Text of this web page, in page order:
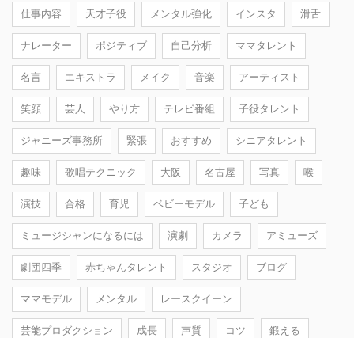
仕事内容 天才子役 メンタル強化 インスタ 滑舌
ナレーター ポジティブ 自己分析 ママタレント
名言 エキストラ メイク 音楽 アーティスト
笑顔 芸人 やり方 テレビ番組 子役タレント
ジャニーズ事務所 緊張 おすすめ シニアタレント
趣味 歌唱テクニック 大阪 名古屋 写真 喉
演技 合格 育児 ベビーモデル 子ども
ミュージシャンになるには 演劇 カメラ アミューズ
劇団四季 赤ちゃんタレント スタジオ ブログ
ママモデル メンタル レースクイーン
芸能プロダクション 成長 声質 コツ 鍛える